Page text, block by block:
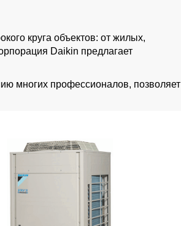
круга объектов: от жилых,
Daikin предлагает
многих профессионалов, позволяет